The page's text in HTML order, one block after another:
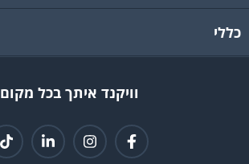
כללי
וויקנד איתך בכל מקום